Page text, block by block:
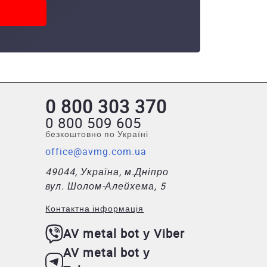
0 800 303 370
0 800 509 605
безкоштовно по Україні
office@avmg.com.ua
49044, Україна, м.Дніпро
вул. Шолом-Алейхема, 5
Контактна інформація
AV metal bot у Viber
AV metal bot у